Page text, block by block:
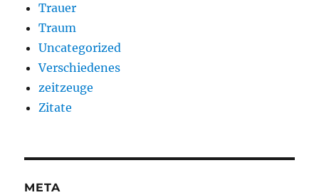
Trauer
Traum
Uncategorized
Verschiedenes
zeitzeuge
Zitate
META